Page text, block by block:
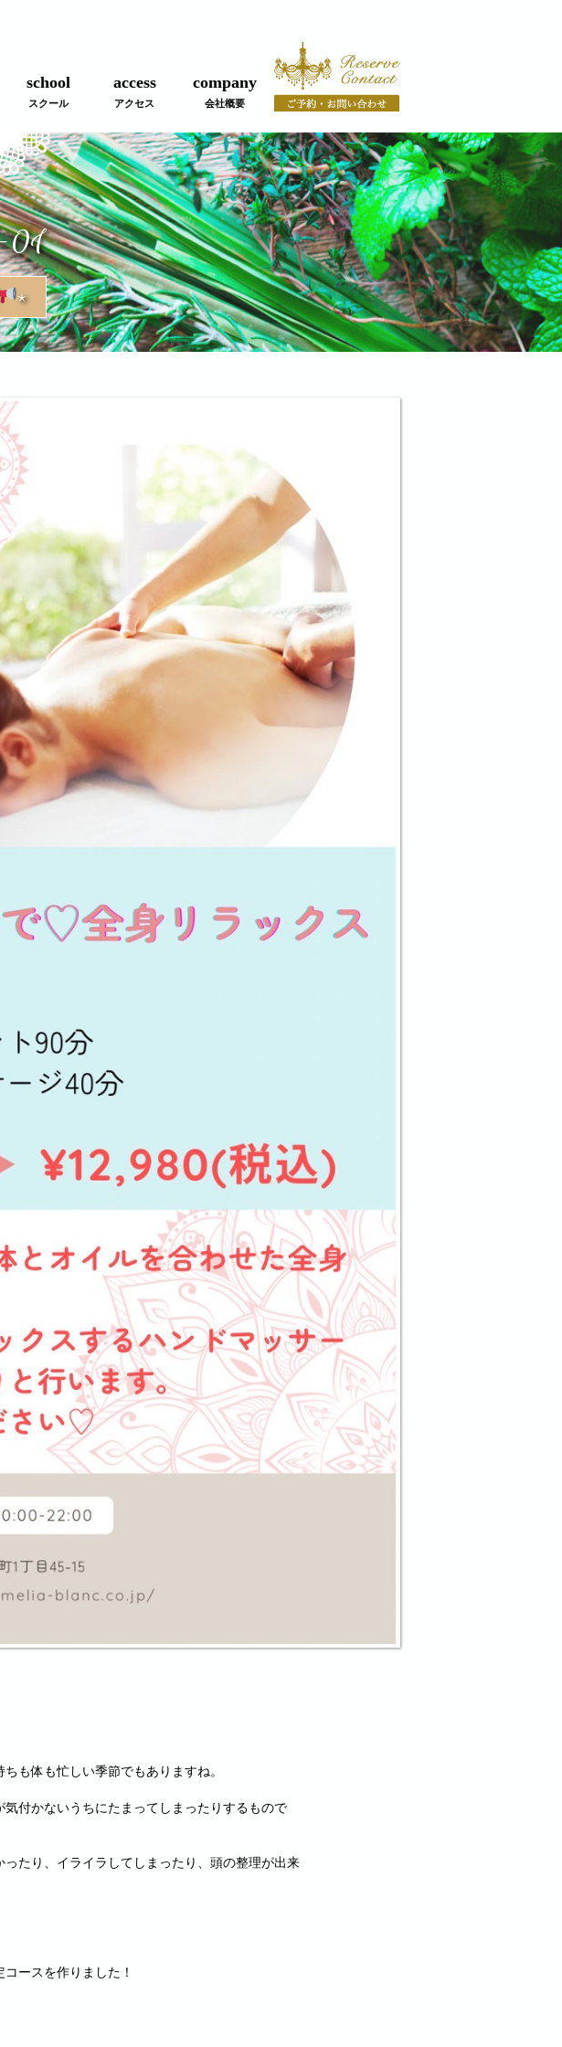
school
スクール
access
アクセス
company
会社概要
⋆
も体も忙しい季節でもありますね。
付かないうちにたまってしまったりするもので
たり、イライラしてしまったり、頭の整理が出来
ースを作りました！